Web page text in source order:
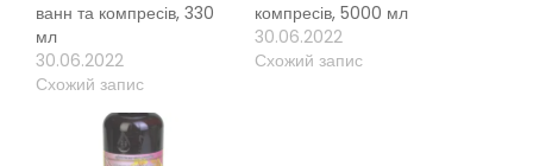
ванн та компресів, 330
мл
30.06.2022
Схожий запис
компресів, 5000 мл
30.06.2022
Схожий запис